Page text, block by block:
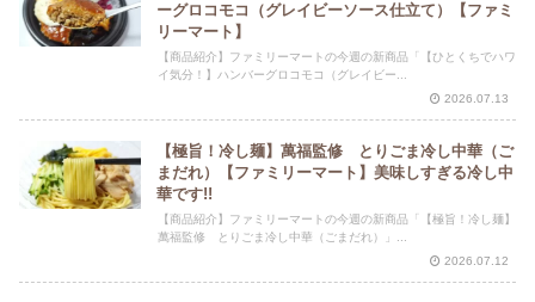
ーグロコモコ（グレイビーソース仕立て）【ファミ
リーマート】
【商品紹介】ファミリーマートの今週の新商品「【ひとくちでハワ
イ気分！】ハンバーグロコモコ（グレイビー...
2026.07.13
【極旨！冷し麺】萬福監修 とりごま冷し中華（ご
まだれ）【ファミリーマート】美味しすぎる冷し中
華です!!
【商品紹介】ファミリーマートの今週の新商品「【極旨！冷し麺】
萬福監修 とりごま冷し中華（ごまだれ）」...
2026.07.12